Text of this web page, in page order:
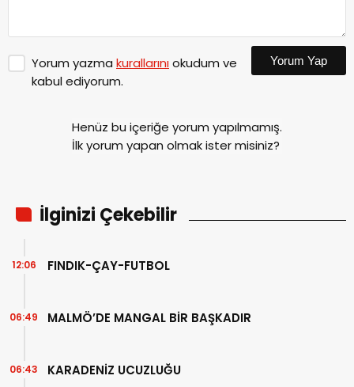
Yorum yazma kurallarınıokudum ve
kabul ediyorum.
Yorum Yap
Henüz bu içeriğe yorum yapılmamış.
İlk yorum yapan olmak ister misiniz?
İlginizi Çekebilir
FINDIK-ÇAY-FUTBOL
12:06
MALMÖ’DE MANGAL BİR BAŞKADIR
06:49
KARADENİZ UCUZLUĞU
06:43